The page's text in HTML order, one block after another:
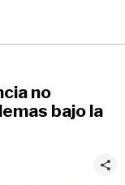
no
bajo la